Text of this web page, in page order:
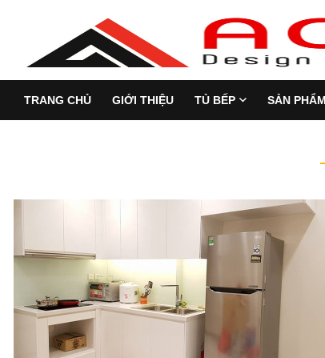
TRANG CHỦ GIỚI THIỆU TỦ BẾP SẢN